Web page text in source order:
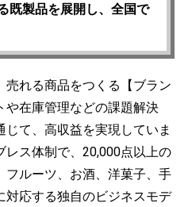
既製品を展開し、全国で
売れる商品をつくる【ブラン
や在庫管理などの課題解決
じて、高収益を実現していま
ス体制で、20,000点以上の
フルーツ、お酒、洋菓子、手
対応する独自のビジネスモデ